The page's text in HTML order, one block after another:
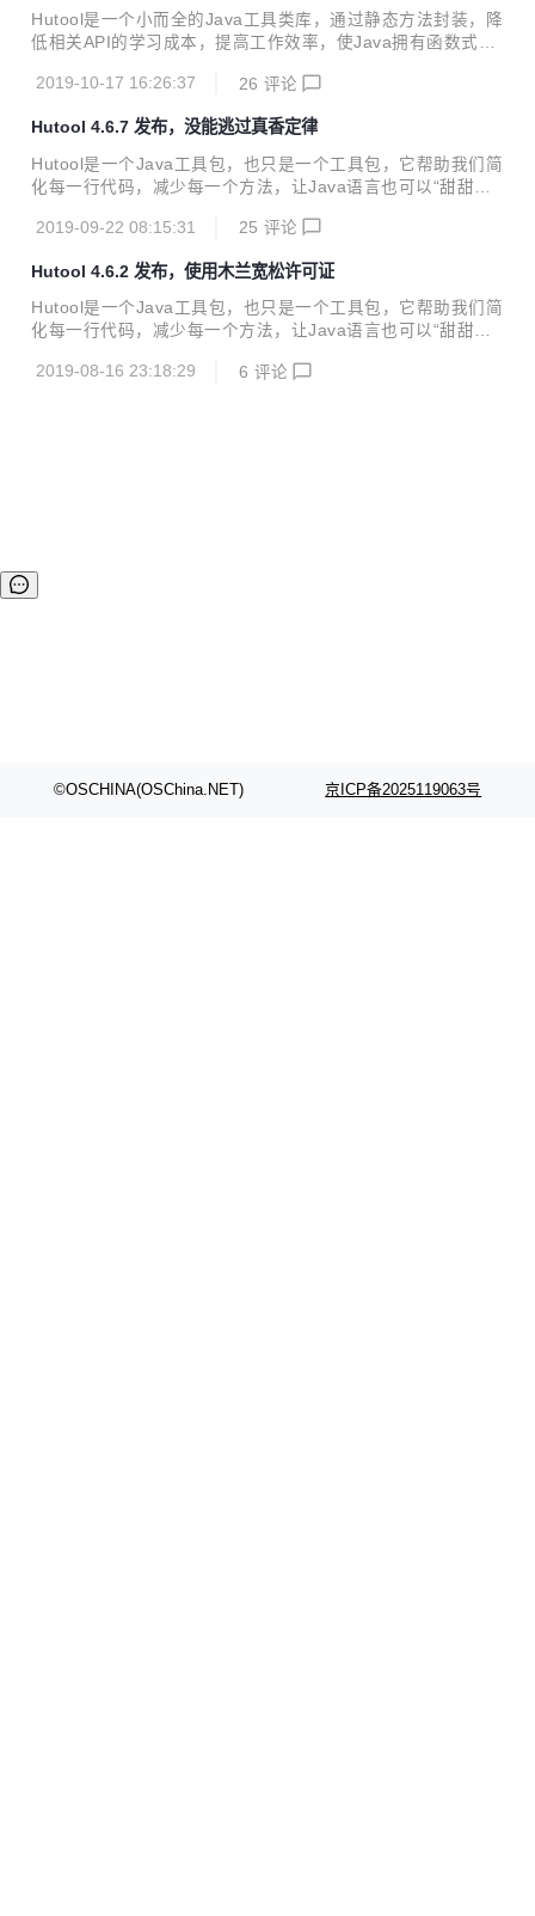
代，它节省了我们对项目中公用类和公用工具方法的封装时
间，使开发专注于业务，同时可以最大限度的避免封装不完善
-...
Hutool是一个小而全的Java工具类库，通过静态方法封装，降
低相关API的学习成本，提高工作效率，使Java拥有函数式语
法来自于每个用户的精雕细琢，它涵盖了Java开发底层代码中
小型项目中的效率担当； Hutool是项目中“util”包友好的替
代，它节省了我们对项目中公用类和公用工具方法的封装时
间，使开发专注于业务，同时可以最大限度的避免封装不完善
-...
2019-10-17 16:26:37 26 评论
Hutool 4.6.7 发布，没能逃过真香定律
Hutool是一个Java工具包，也只是一个工具包，它帮助我们简
化每一行代码，减少每一个方法，让Java语言也可以“甜甜
并加入更多非业务相关功能，并广泛学习其它开源项目精髓，
----------------------------------------------------------------------
此次借助IDEA的智能提示修复了很多不规范的代码，READM
E.md 也修改了对IDEA的态度： Hutool用户直呼作者啪啪打
2019-09-22 08:15:31 25 评论
Hutool 4.6.2 发布，使用木兰宽松许可证
Hutool是一个Java工具包，也只是一个工具包，它帮助我们简
化每一行代码，减少每一个方法，让Java语言也可以“甜甜
并加入更多非业务相关功能，并广泛学习其它开源项目精髓，
2019-08-16 23:18:29 6 评论
©OSCHINA(OSChina.NET) 京ICP备2025119063号